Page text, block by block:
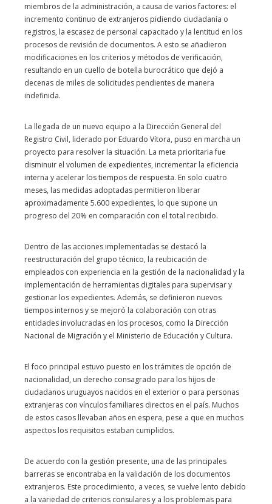
miembros de la administración, a causa de varios factores: el
incremento continuo de extranjeros pidiendo ciudadanía o
registros, la escasez de personal capacitado y la lentitud en los
procesos de revisión de documentos. A esto se añadieron
modificaciones en los criterios y métodos de verificación,
resultando en un cuello de botella burocrático que dejó a
decenas de miles de solicitudes pendientes de manera
indefinida.
La llegada de un nuevo equipo a la Dirección General del
Registro Civil, liderado por Eduardo Vítora, puso en marcha un
proyecto para resolver la situación. La meta prioritaria fue
disminuir el volumen de expedientes, incrementar la eficiencia
interna y acelerar los tiempos de respuesta. En solo cuatro
meses, las medidas adoptadas permitieron liberar
aproximadamente 5.600 expedientes, lo que supone un
progreso del 20% en comparación con el total recibido.
Dentro de las acciones implementadas se destacó la
reestructuración del grupo técnico, la reubicación de
empleados con experiencia en la gestión de la nacionalidad y la
implementación de herramientas digitales para supervisar y
gestionar los expedientes. Además, se definieron nuevos
tiempos internos y se mejoró la colaboración con otras
entidades involucradas en los procesos, como la Dirección
Nacional de Migración y el Ministerio de Educación y Cultura.
El foco principal estuvo puesto en los trámites de opción de
nacionalidad, un derecho consagrado para los hijos de
ciudadanos uruguayos nacidos en el exterior o para personas
extranjeras con vínculos familiares directos en el país. Muchos
de estos casos llevaban años en espera, pese a que en muchos
aspectos los requisitos estaban cumplidos.
De acuerdo con la gestión presente, una de las principales
barreras se encontraba en la validación de los documentos
extranjeros. Este procedimiento, a veces, se vuelve lento debido
a la variedad de criterios consulares y a los problemas para